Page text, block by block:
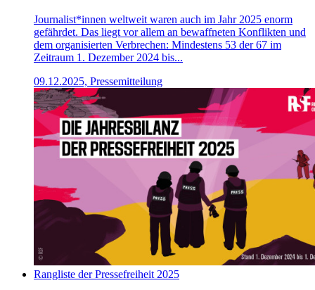
Journalist*innen weltweit waren auch im Jahr 2025 enorm
gefährdet. Das liegt vor allem an bewaffneten Konflikten und
dem organisierten Verbrechen: Mindestens 53 der 67 im
Zeitraum 1. Dezember 2024 bis...
09.12.2025, Pressemitteilung
Rangliste der Pressefreiheit 2025